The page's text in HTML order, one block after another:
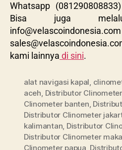
Whatsapp
Bisa juga
info@velascoindonesia.com
kami lainnya di sini.
alat navigasi kapal,
aceh, Distributor
Clinometer banten,
Distributor Clinometer
kalimantan, Distributor
Distributor Clinometer
Clinometer papua